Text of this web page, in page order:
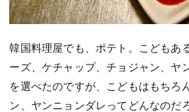
韓国料理屋でも、ポテト。こどもあ
ーズ、ケチャップ、チョジャン、ヤ
を選べたのですが、こどもはもちろ
ン、ヤンニョンダレってどんなのだ